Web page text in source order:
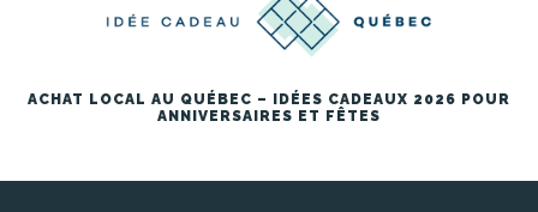
ACHAT LOCAL AU QUÉBEC – IDÉES CADEAUX 2026 POUR
ANNIVERSAIRES ET FÊTES